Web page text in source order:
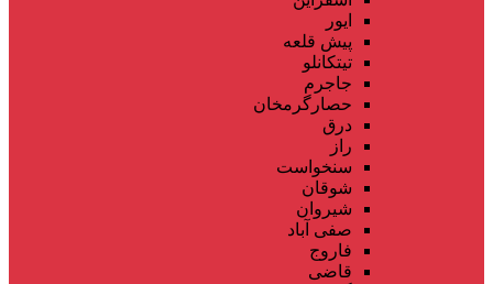
ایور
پیش قلعه
تیتکانلو
جاجرم
حصارگرمخان
درق
راز
سنخواست
شوقان
شیروان
صفی آباد
فاروج
قاضی